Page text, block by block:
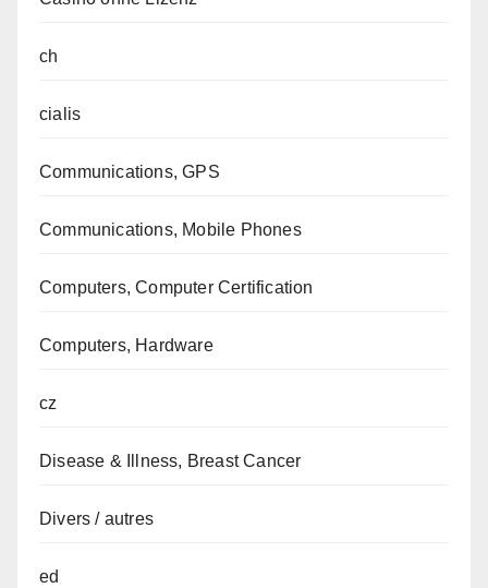
ch
cialis
Communications, GPS
Communications, Mobile Phones
Computers, Computer Certification
Computers, Hardware
cz
Disease & Illness, Breast Cancer
Divers / autres
ed